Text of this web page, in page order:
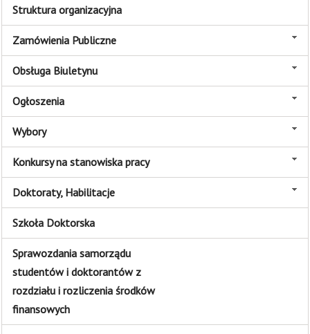
Struktura organizacyjna
Zamówienia Publiczne
Obsługa Biuletynu
Ogłoszenia
Wybory
Konkursy na stanowiska pracy
Doktoraty, Habilitacje
Szkoła Doktorska
Sprawozdania samorządu
studentów i doktorantów z
rozdziału i rozliczenia środków
finansowych